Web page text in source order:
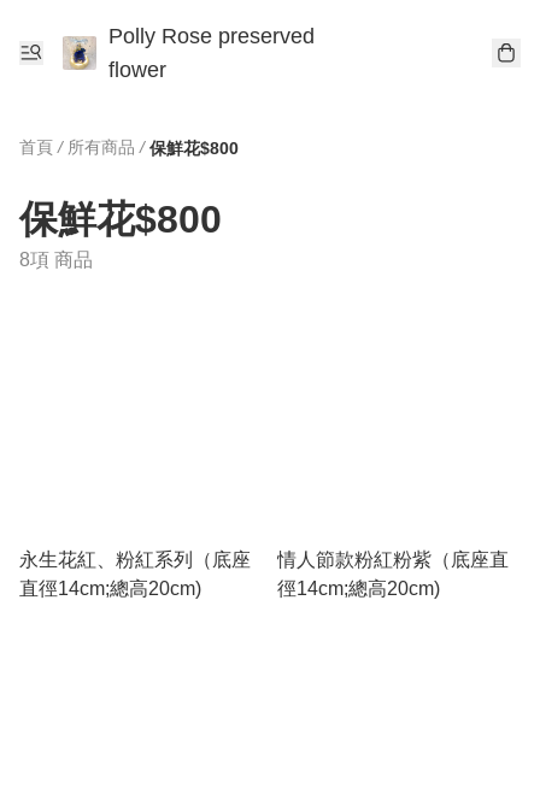
Polly Rose preserved
flower
首頁 / 所有商品 / 保鮮花$800
保鮮花$800
8項 商品
永生花紅、粉紅系列（底座
直徑14cm;總高20cm)
情人節款粉紅粉紫（底座直
徑14cm;總高20cm)